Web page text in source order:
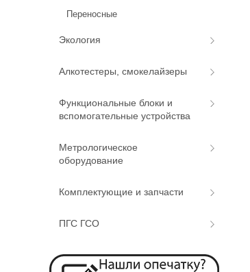
Переносные
Экология
Алкотестеры, смокелайзеры
Функциональные блоки и
вспомогательные устройства
Метрологическое
оборудование
Комплектующие и запчасти
ПГС ГСО